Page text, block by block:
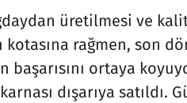
üretilmesi ve
rağmen, son
başarısını ortaya
dışarıya satıldı.